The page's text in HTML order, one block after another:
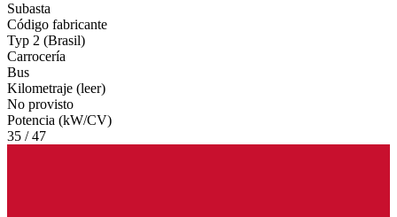
Subasta
Código fabricante
Typ 2 (Brasil)
Carrocería
Bus
Kilometraje (leer)
No provisto
Potencia (kW/CV)
35 / 47